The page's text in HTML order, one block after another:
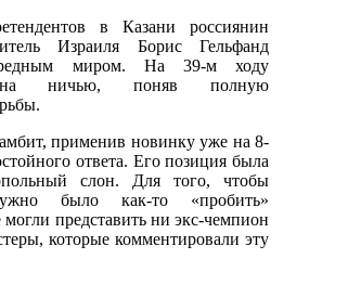
в Казани россиянин
Израиля Борис Гельфанд
миром. На 39-м ходу
на ничью, поняв полную
применив новинку уже на 8-
ответа. Его позиция была
слон. Для того, чтобы
было как-то «пробить»
представить ни экс-чемпион
которые комментировали эту